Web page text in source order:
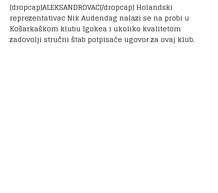
[dropcap]ALEKSANDROVAC[/dropcap] Holandski
reprezentativac Nik Audendag nalazi se na probi u
Košarkaškom klubu Igokea i ukoliko kvalitetom
zadovolji stručni štab potpisaće ugovor za ovaj klub.